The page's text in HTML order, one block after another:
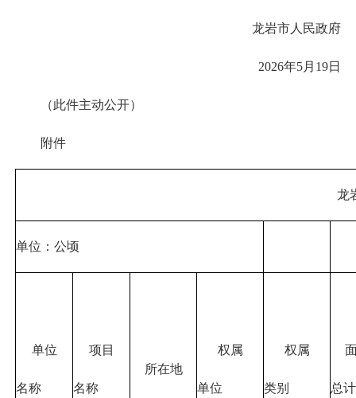
龙岩市人民政府
2026年5月19日
（此件主动公开）
附件
龙
单位：公顷
单位
名称
项目
名称
所在地
权属
单位
权属
类别 总计